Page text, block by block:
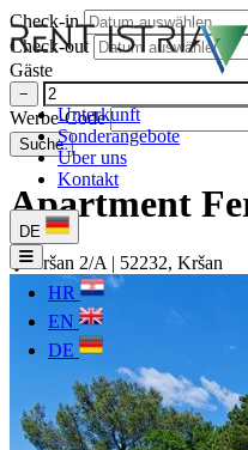
Unterkunft
Sonderangebote
Über uns
Kontakt
DE
HR
EN
DE
Check-in
Check-out
Gäste
−
Werbe-Code
Suche
Apartment
Kršan 2/A | 52232, Kršan